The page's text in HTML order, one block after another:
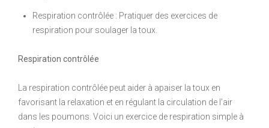
Respiration contrôlée : Pratiquer des exercices de
respiration pour soulager la toux.
Respiration contrôlée
La respiration contrôlée peut aider à apaiser la toux en
favorisant la relaxation et en régulant la circulation de l’air
dans les poumons. Voici un exercice de respiration simple à